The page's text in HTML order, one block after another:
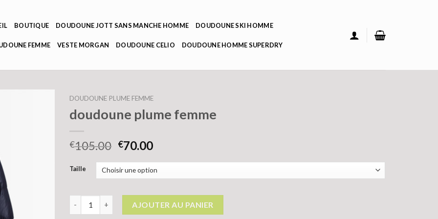
BOUTIQUE DOUDOUNE JOTT SANS MANCHE HOMME DOUDOUNE SKI HOMME
FEMME VESTE MORGAN DOUDOUNE CELIO DOUDOUNE HOMME SUPERDRY
DOUDOUNE PLUME FEMME
doudoune plume femme
€105.00 €70.00
Taille
AJOUTER AU PANIER